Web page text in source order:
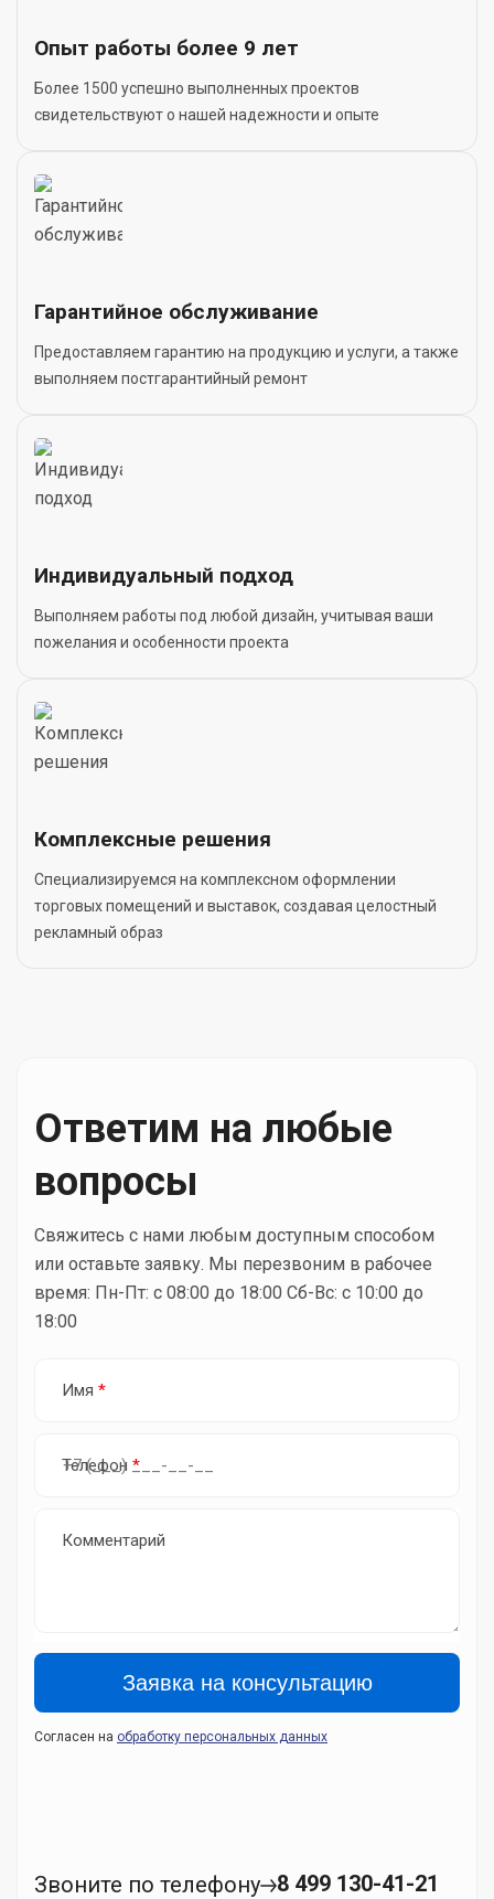
Опыт работы более 9 лет
Более 1500 успешно выполненных проектов
свидетельствуют о нашей надежности и опыте
Гарантийное обслуживание
Предоставляем гарантию на продукцию и услуги, а также
выполняем постгарантийный ремонт
Индивидуальный подход
Выполняем работы под любой дизайн, учитывая ваши
пожелания и особенности проекта
Комплексные решения
Специализируемся на комплексном оформлении
торговых помещений и выставок, создавая целостный
рекламный образ
Ответим на любые
вопросы
Свяжитесь с нами любым доступным способом
или оставьте заявку. Мы перезвоним в рабочее
время: Пн-Пт: с 08:00 до 18:00 Сб-Вс: с 10:00 до
18:00
Имя *
Телефон *
Комментарий
Согласен на обработку персональных данных
Звоните по телефону 8 499 130-41-21